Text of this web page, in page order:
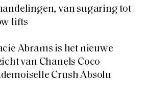
van sugaring tot
lifts
Abrams is het nieuwe
van Chanels Coco
Crush Absolu